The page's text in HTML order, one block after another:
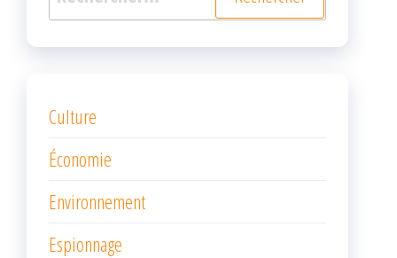
Culture
Économie
Environnement
Espionnage